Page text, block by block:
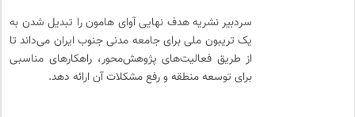
سردبیر نشریه هدف نهایی آوای هامون را تبدیل شدن به
یک تریبون ملی برای جامعه مدنی جنوب ایران می‌داند تا
از طریق فعالیت‌های پژوهش‌محور، راهکارهای مناسبی
برای توسعه منطقه و رفع مشکلات آن ارائه دهد.